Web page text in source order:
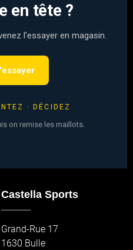
en tête ?
l'essayer en magasin.
· DÉCIDEZ
on remise les maillots.
Castella Sports
Grand-Rue 17
1630 Bulle